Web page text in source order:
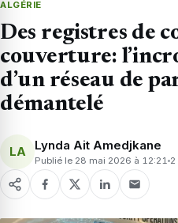
ALGÉRIE
Des registres de
couverture:
d’un réseau de
démantelé
LA Lynda Ait Amedjkane
Publié le 28 mai 2026 à 12:21